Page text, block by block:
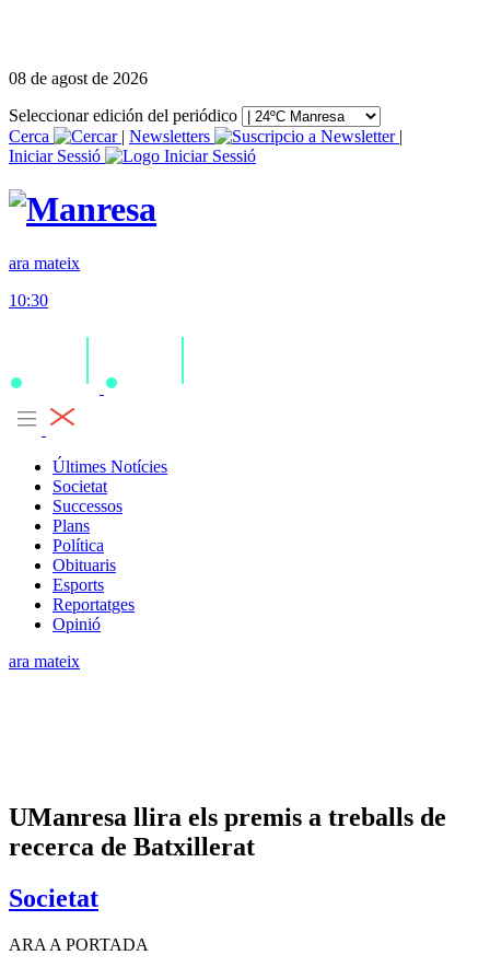
08 de agost de 2026
Seleccionar edición del periódico
Cerca
| Newsletters
|
Iniciar Sessió
ara mateix
10:30
Últimes Notícies
Societat
Successos
Plans
Política
Obituaris
Esports
Reportatges
Opinió
ara mateix
UManresa llira els premis a treballs de
recerca de Batxillerat
Societat
ARA A PORTADA